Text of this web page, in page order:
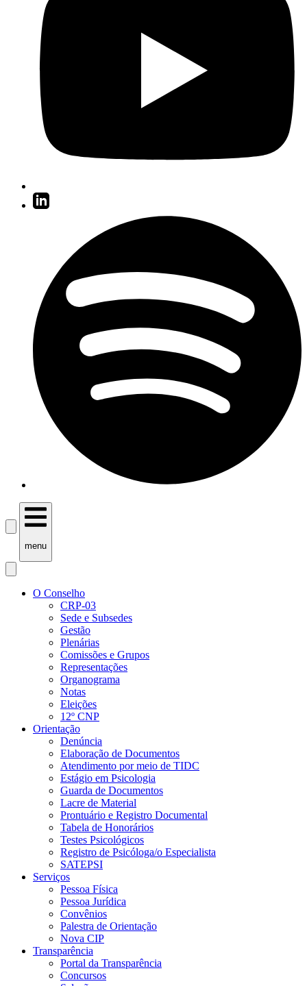
menu
O Conselho
CRP-03
Sede e Subsedes
Gestão
Plenárias
Comissões e Grupos
Representações
Organograma
Notas
Eleições
12º CNP
Orientação
Denúncia
Elaboração de Documentos
Atendimento por meio de TIDC
Estágio em Psicologia
Guarda de Documentos
Lacre de Material
Prontuário e Registro Documental
Tabela de Honorários
Testes Psicológicos
Registro de Psicóloga/o Especialista
SATEPSI
Serviços
Pessoa Física
Pessoa Jurídica
Convênios
Palestra de Orientação
Nova CIP
Transparência
Portal da Transparência
Concursos